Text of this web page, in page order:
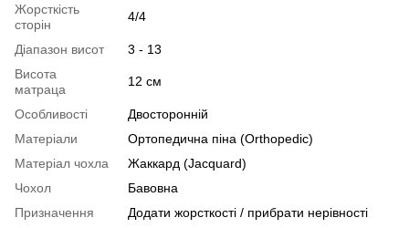
Жорсткість
сторін
4/4
Діапазон висот
3 - 13
Висота
матраца
12 см
Особливості
Двосторонній
Матеріали
Ортопедична піна (Orthopedic)
Матеріал чохла
Жаккард (Jacquard)
Чохол
Бавовна
Призначення
Додати жорсткості / прибрати нерівності